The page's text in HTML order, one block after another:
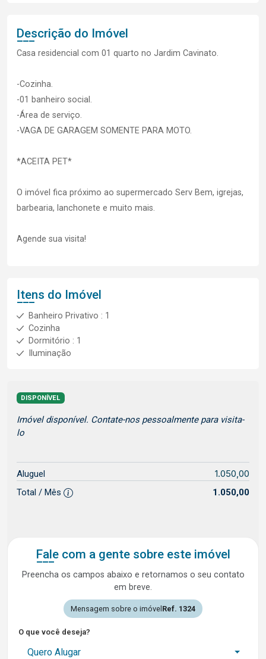
Descrição do Imóvel
Casa residencial com 01 quarto no Jardim Cavinato.
-Cozinha.
-01 banheiro social.
-Área de serviço.
-VAGA DE GARAGEM SOMENTE PARA MOTO.
*ACEITA PET*
O imóvel fica próximo ao supermercado Serv Bem, igrejas,
barbearia, lanchonete e muito mais.
Agende sua visita!
Itens do Imóvel
Banheiro Privativo : 1
Cozinha
Dormitório : 1
Iluminação
DISPONÍVEL
Imóvel disponível. Contate-nos pessoalmente para visita-
lo
Aluguel 1.050,00
Total / Mês 1.050,00
Fale com a gente sobre este imóvel
Preencha os campos abaixo e retornamos o seu contato
em breve.
Mensagem sobre o imóvel Ref. 1324
O que você deseja?
Quero Alugar